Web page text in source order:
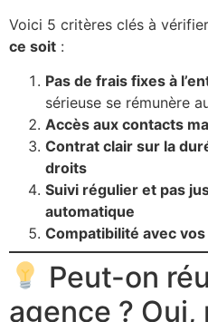
Voici 5 critères clés à vérifier
ce soit :
Pas de frais fixes à
sérieuse se rémunère
Accès aux contacts
Contrat clair sur la
droits
Suivi régulier et pas
automatique
Compatibilité avec
Peut-on
agence ?